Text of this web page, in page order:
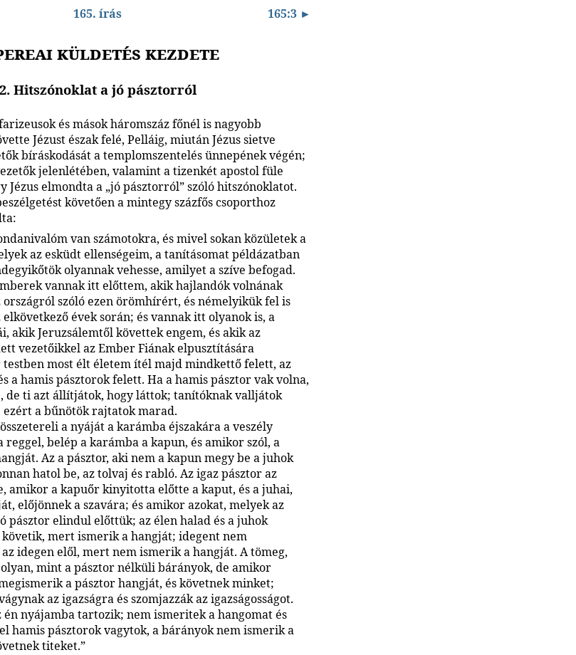
165. írás 165:3 ►
küldetés kezdete
2. Hitszónoklat a jó pásztorról
és mások háromszáz főnél is nagyobb
Jézust észak felé, Pelláig, miután Jézus sietve
bíráskodását a templomszentelés ünnepének végén;
jelenlétében, valamint a tizenkét apostol füle
elmondta a „jó pásztorról” szóló hitszónoklatot.
követően a mintegy százfős csoporthoz
van számotokra, és mivel sokan közületek a
az esküdt ellenségeim, a tanításomat példázatban
olyannak vehesse, amilyet a szíve befogad.
vannak itt előttem, akik hajlandók volnának
szóló ezen örömhírért, és némelyikük fel is
évek során; és vannak itt olyanok is, a
akik Jeruzsálemtől követtek engem, és akik az
vezetőikkel az Ember Fiának elpusztítására
most élt életem ítél majd mindkettő felett, az
a hamis pásztorok felett. Ha a hamis pásztor vak volna,
de ti azt állítjátok, hogy láttok; tanítóknak valljátok
a bűnötök rajtatok marad.
a nyáját a karámba éjszakára a veszély
belép a karámba a kapun, és amikor szól, a
Az a pásztor, aki nem a kapun megy be a juhok
hatol be, az tolvaj és rabló. Az igaz pásztor az
amikor a kapuőr kinyitotta előtte a kaput, és a juhai,
előjönnek a szavára; és amikor azokat, melyek az
pásztor elindul előttük; az élen halad és a juhok
mert ismerik a hangját; idegent nem
idegen elől, mert nem ismerik a hangját. A tömeg,
mint a pásztor nélküli bárányok, de amikor
a pásztor hangját, és követnek minket;
az igazságra és szomjazzák az igazságosságot.
nyájamba tartozik; nem ismeritek a hangomat és
hamis pásztorok vagytok, a bárányok nem ismerik a
titeket.”